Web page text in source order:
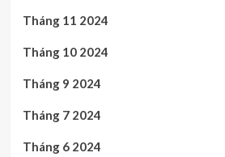
Tháng 11 2024
Tháng 10 2024
Tháng 9 2024
Tháng 7 2024
Tháng 6 2024